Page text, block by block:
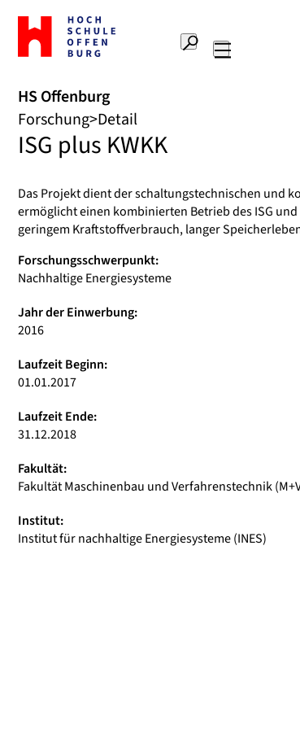
Zur
Startseite
Hochschule
Suche
HS Offenburg
Forschung Detail
ISG plus KWKK
Das Projekt dient der schaltungstechnischen und
ermöglicht einen kombinierten Betrieb des ISG
geringem Kraftstoffverbrauch, langer
Forschungsschwerpunkt:
Nachhaltige Energiesysteme
Jahr der Einwerbung:
2016
Laufzeit Beginn:
01.01.2017
Laufzeit Ende:
31.12.2018
Fakultät:
Fakultät Maschinenbau und Verfahrenstechnik
Institut:
Institut für nachhaltige Energiesysteme (INES)